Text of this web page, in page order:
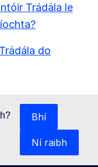
Trádála le
do
Bhí
Ní raibh